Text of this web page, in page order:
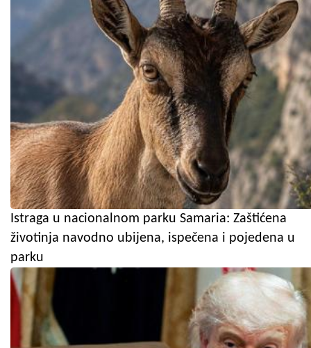
Istraga u nacionalnom parku Samaria: Zaštićena
životinja navodno ubijena, ispečena i pojedena u
parku